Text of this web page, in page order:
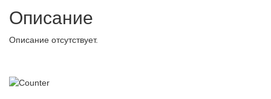
Описание
Описание отсутствует.